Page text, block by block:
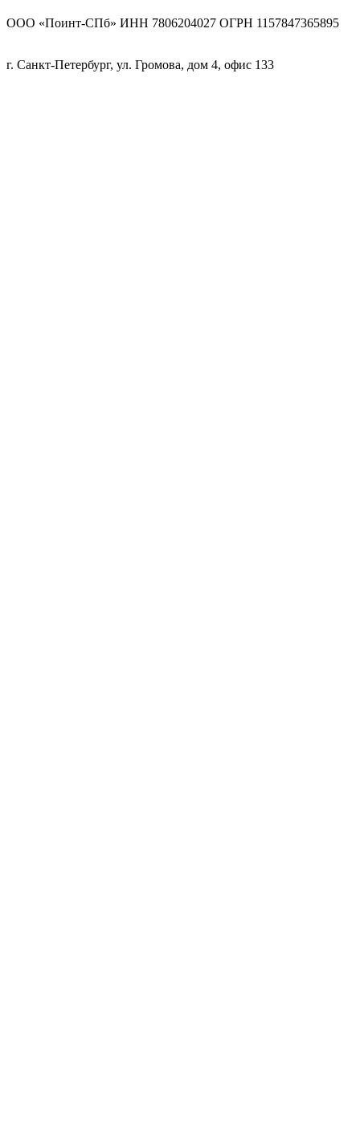
ООО «Поинт-СПб» ИНН 7806204027 ОГРН 1157847365895
г. Санкт-Петербург, ул. Громова, дом 4, офис 133